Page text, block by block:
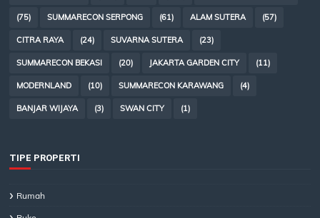
(75) SUMMARECON SERPONG (61) ALAM SUTERA (57)
CITRA RAYA (24) SUVARNA SUTERA (23)
SUMMARECON BEKASI (20) JAKARTA GARDEN CITY (11)
MODERNLAND (10) SUMMARECON KARAWANG (4)
BANJAR WIJAYA (3) SWAN CITY (1)
TIPE PROPERTI
Rumah